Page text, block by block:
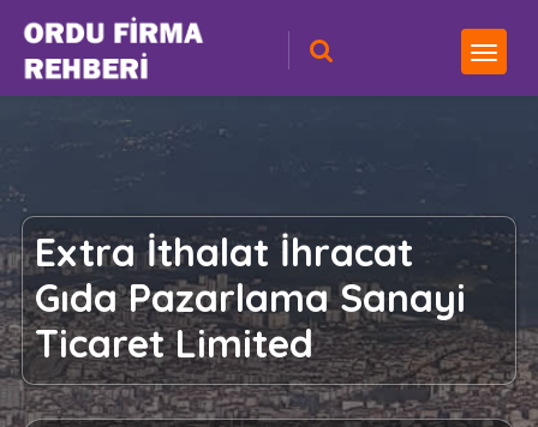
Extra İthalat İhracat
Gıda Pazarlama Sanayi
Ticaret Limited